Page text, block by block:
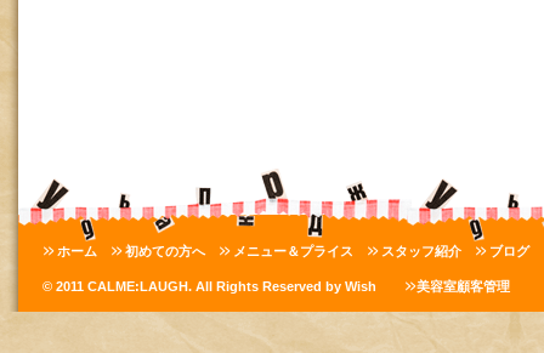
ホーム 初めての方へ メニュー＆プライス スタッフ紹介 ブログ
© 2011 CALME:LAUGH. All Rights Reserved by Wish 美容室顧客管理